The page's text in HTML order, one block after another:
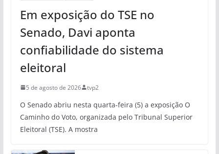
Em exposição do TSE no
Senado, Davi aponta
confiabilidade do sistema
eleitoral
5 de agosto de 2026 tvp2
O Senado abriu nesta quarta-feira (5) a exposição O
Caminho do Voto, organizada pelo Tribunal Superior
Eleitoral (TSE). A mostra